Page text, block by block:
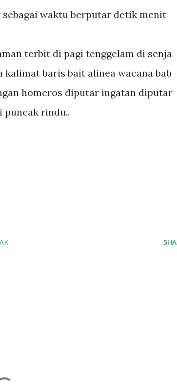
waktu berputar detik menit
terbit di pagi tenggelam di senja
baris bait alinea wacana bab
homeros diputar ingatan diputar
puncak rindu..